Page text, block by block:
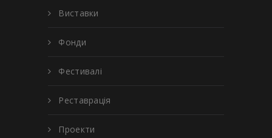
Виставки
Фонди
Фестивалі
Реставрація
Проекти